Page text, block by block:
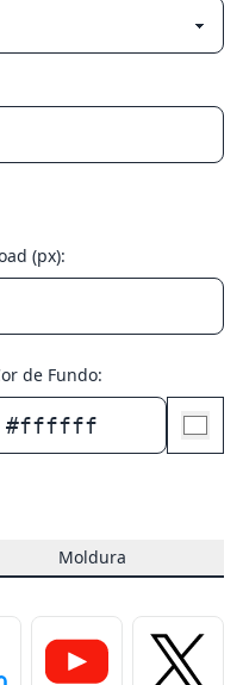
(px):
de Fundo:
#ffffff
Moldura